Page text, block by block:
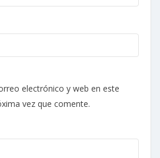
electrónico y web en este
vez que comente.